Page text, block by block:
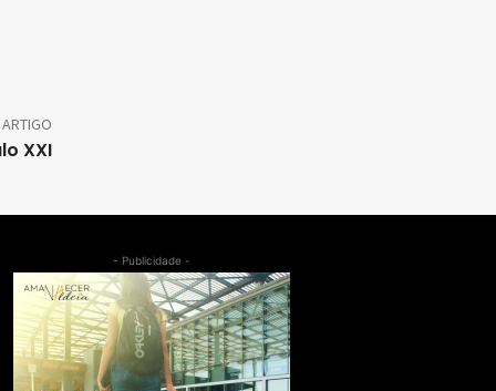
XXI
- Publicidade -